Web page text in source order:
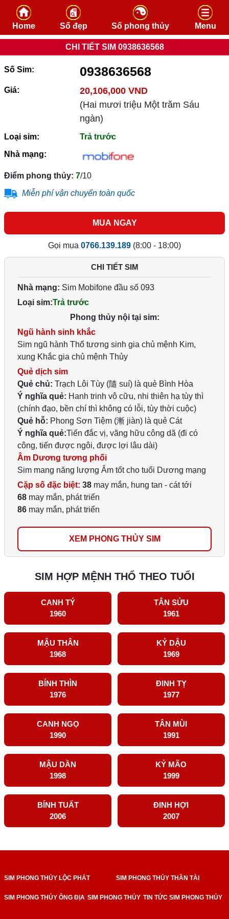
Skip to content
Home Số đẹp Số phong thủy Menu
CHI TIẾT SIM 0938636568
Số Sim: 0938636568
Giá:
20,106,000 VND
(Hai mươi triệu Một trăm Sáu
ngàn)
Loại sim:
Trả trước
Nhà mạng:
Điểm phong thủy: 7/10
Miễn phí vận chuyển toàn quốc
MUA NGAY
Gọi mua 0766.139.189 (8:00 - 18:00)
CHI TIẾT SIM
Nhà mạng: Sim Mobifone đầu số 093
Loại sim:Trả trước
Phong thủy nội tại sim:
Ngũ hành sinh khắc
Sim ngũ hành Thổ tương sinh gia chủ mệnh Kim,
xung Khắc gia chủ mệnh Thủy
Quẻ dịch sim
Quẻ chủ: Trạch Lôi Tùy (隨 suí) là quẻ Bình Hòa
Ý nghĩa quẻ: Hanh trinh vô cữu, nhi thiên hạ tùy thì
(chính đạo, bền chí thì không có lỗi, tùy thời cuộc)
Quẻ hỗ: Phong Sơn Tiệm (漸 jiàn) là quẻ Cát
Ý nghĩa quẻ:Tiến đắc vị, vãng hữu công dã (đi có
công, tiến được ngôi, được lợi lâu dài)
Âm Dương tương phối
Sim mang năng lượng Âm tốt cho tuổi Dương mạng
Cặp số đặc biệt: 38 may mắn, hung tan - cát tới
68 may mắn, phát triển
86 may mắn, phát triển
XEM PHONG THỦY SIM
SIM HỢP MỆNH THỔ THEO TUỔI
CANH TÝ
1960
TÂN SỬU
1961
MẬU THÂN
1968
KỶ DẬU
1969
BÍNH THÌN
1976
ĐINH TỴ
1977
CANH NGỌ
1990
TÂN MÙI
1991
MẬU DẦN
1998
KỶ MÃO
1999
BÍNH TUẤT
2006
ĐINH HỢI
2007
SIM PHONG THỦY LỘC PHÁT SIM PHONG THỦY THẦN TÀI
SIM PHONG THỦY ÔNG ĐỊA SIM PHONG THỦY TIN TỨC SIM PHONG THỦY